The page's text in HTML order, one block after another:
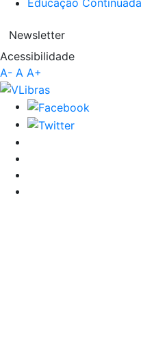
Newsletter
Acessibilidade
A- A A+